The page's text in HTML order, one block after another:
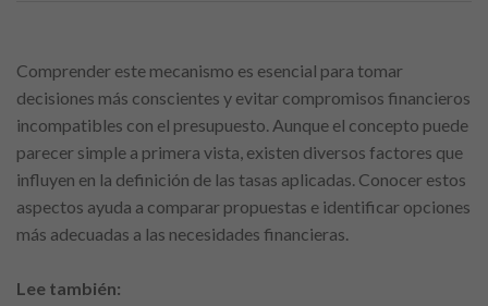
Comprender este mecanismo es esencial para tomar
decisiones más conscientes y evitar compromisos financieros
incompatibles con el presupuesto. Aunque el concepto puede
parecer simple a primera vista, existen diversos factores que
influyen en la definición de las tasas aplicadas. Conocer estos
aspectos ayuda a comparar propuestas e identificar opciones
más adecuadas a las necesidades financieras.
Lee también: